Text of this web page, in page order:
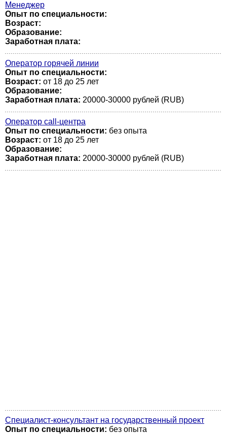
Менеджер
Опыт по специальности:
Возраст:
Образование:
Заработная плата:
Оператор горячей линии
Опыт по специальности:
Возраст: от 18 до 25 лет
Образование:
Заработная плата: 20000-30000 рублей (RUB)
Оператор call-центра
Опыт по специальности: без опыта
Возраст: от 18 до 25 лет
Образование:
Заработная плата: 20000-30000 рублей (RUB)
Специалист-консультант на государственный проект
Опыт по специальности: без опыта